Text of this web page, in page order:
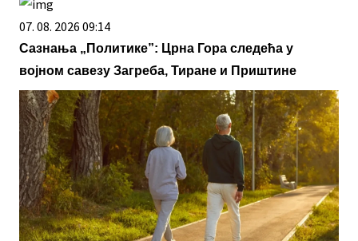
07. 08. 2026 09:14
Сазнања „Политике”: Црна Гора следећа у
војном савезу Загреба, Тиране и Приштине